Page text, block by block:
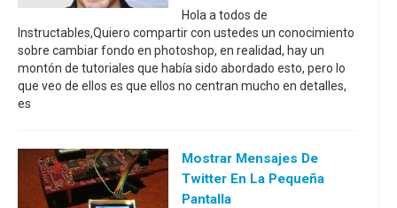
Hola a todos de
Instructables,Quiero compartir con ustedes un conocimiento
sobre cambiar fondo en photoshop, en realidad, hay un
montón de tutoriales que había sido abordado esto, pero lo
que veo de ellos es que ellos no centran mucho en detalles,
es
Mostrar Mensajes De
Twitter En La Pequeña
Pantalla